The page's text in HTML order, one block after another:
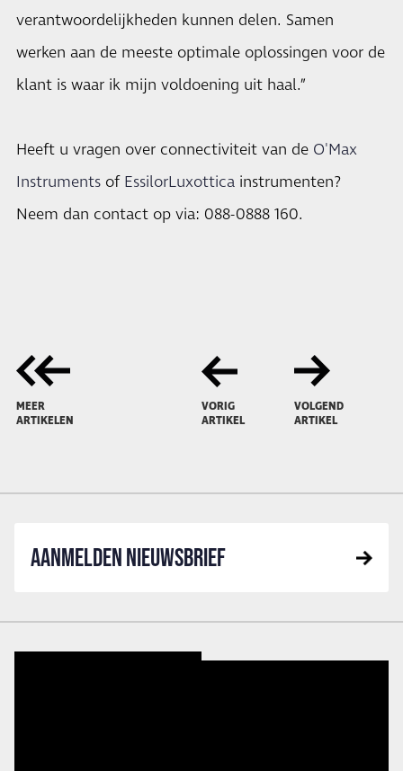
verantwoordelijkheden kunnen delen. Samen
werken aan de meeste optimale oplossingen voor de
klant is waar ik mijn voldoening uit haal.”
Heeft u vragen over connectiviteit van de O'Max
Instruments of EssilorLuxottica instrumenten?
Neem dan contact op via: 088-0888 160.
MEER
ARTIKELEN
VORIG
ARTIKEL
VOLGEND
ARTIKEL
AANMELDEN NIEUWSBRIEF